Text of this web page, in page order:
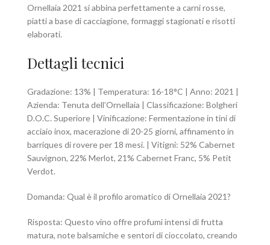
Ornellaia 2021 si abbina perfettamente a carni rosse,
piatti a base di cacciagione, formaggi stagionati e risotti
elaborati.
Dettagli tecnici
Gradazione: 13% | Temperatura: 16-18°C | Anno: 2021 |
Azienda: Tenuta dell’Ornellaia | Classificazione: Bolgheri
D.O.C. Superiore | Vinificazione: Fermentazione in tini di
acciaio inox, macerazione di 20-25 giorni, affinamento in
barriques di rovere per 18 mesi. | Vitigni: 52% Cabernet
Sauvignon, 22% Merlot, 21% Cabernet Franc, 5% Petit
Verdot.
Domanda: Qual è il profilo aromatico di Ornellaia 2021?
Risposta: Questo vino offre profumi intensi di frutta
matura, note balsamiche e sentori di cioccolato, creando